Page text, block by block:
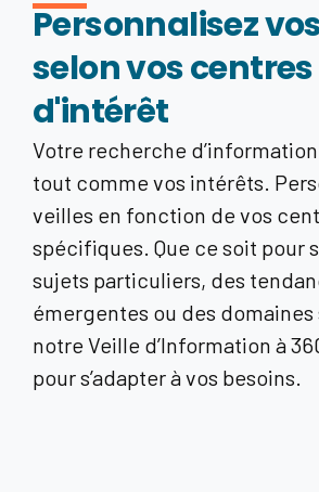
Personnalisez
selon vos centres
d'intérêt
Votre recherche
tout comme vos intérêts.
veilles en fonction de vos
spécifiques. Que ce soit pour
sujets particuliers, des
émergentes ou des domaines
notre Veille d’Information à
pour s’adapter à vos besoins.